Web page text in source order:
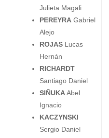
Julieta Magali
PEREYRA Gabriel
Alejo
ROJAS Lucas
Hernán
RICHARDT
Santiago Daniel
SIÑUKAAbel
Ignacio
KACZYNSKI
Sergio Daniel